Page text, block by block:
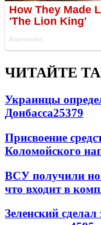
ЧИТАЙТЕ
Украинцы
Донбасса25379
Присвоение
Коломойского
ВСУ получили
что входит в
Зеленский